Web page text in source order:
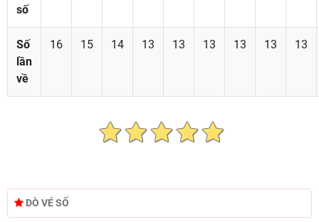
DÒ VÉ SỐ
số
Số
lần
về
16 15 14 13 13 13 13 13 13